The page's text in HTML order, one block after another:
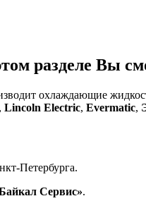
разделе Вы
охлаждающие
, Lincoln Electric, Evermatic,
Петербурга.
Сервис».